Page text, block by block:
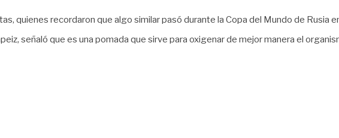
quienes recordaron que algo similar pasó durante la Copa del Mundo de Rusia
señaló que es una pomada que sirve para oxigenar de mejor manera el